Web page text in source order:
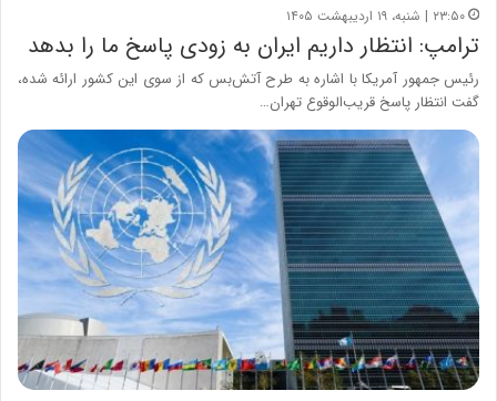
۲۳:۵۰ | شنبه، ۱۹ اردیبهشت ۱۴۰۵
ترامپ: انتظار داریم ایران به زودی پاسخ ما را بدهد
رئیس جمهور آمریکا با اشاره به طرح آتش‌بس که از سوی این کشور ارائه شده،
گفت انتظار پاسخ قریب‌الوقوع تهران…